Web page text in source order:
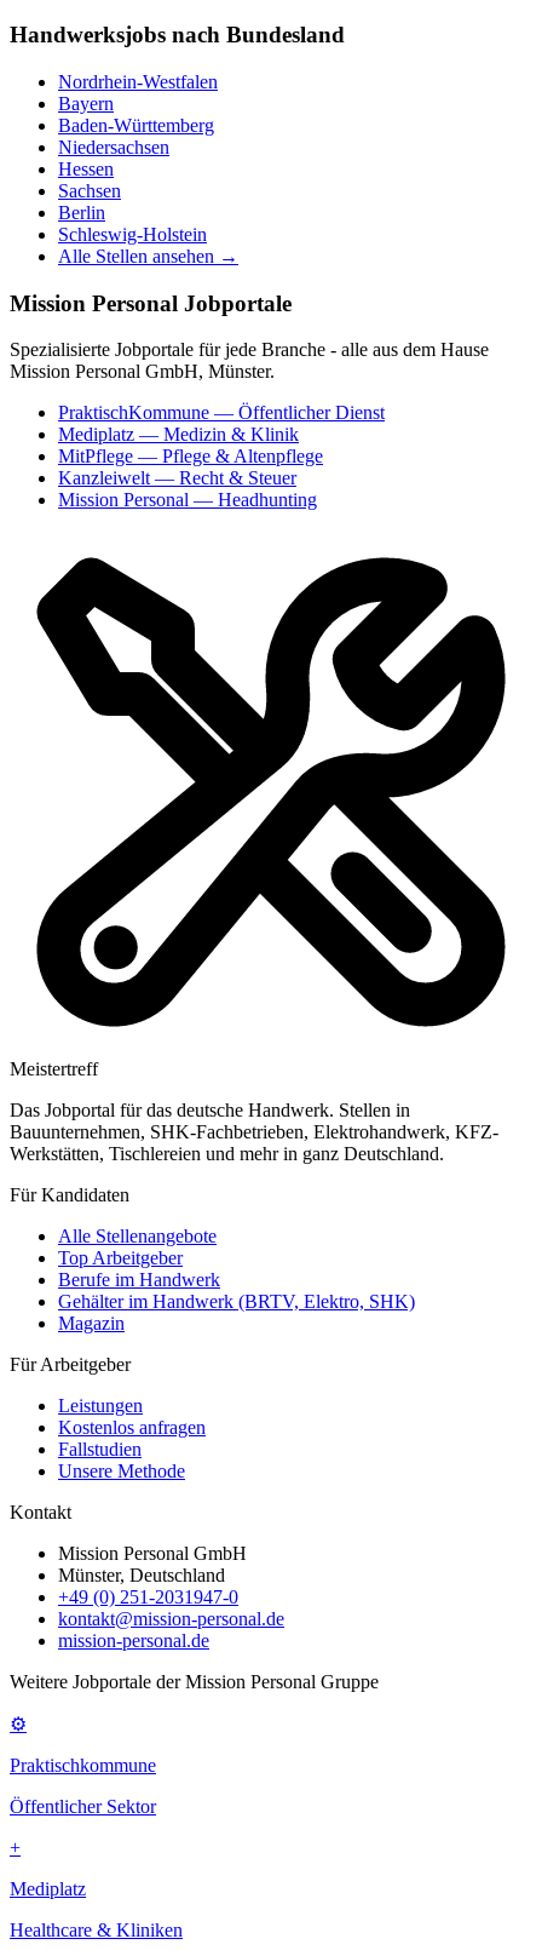
Handwerksjobs nach Bundesland
Nordrhein-Westfalen
Bayern
Baden-Württemberg
Niedersachsen
Hessen
Sachsen
Berlin
Schleswig-Holstein
Alle Stellen ansehen →
Mission Personal Jobportale
Spezialisierte Jobportale für jede Branche - alle aus dem Hause
Mission Personal GmbH, Münster.
PraktischKommune — Öffentlicher Dienst
Mediplatz — Medizin & Klinik
MitPflege — Pflege & Altenpflege
Kanzleiwelt — Recht & Steuer
Mission Personal — Headhunting
Meistertreff
Das Jobportal für das deutsche Handwerk. Stellen in
Bauunternehmen, SHK-Fachbetrieben, Elektrohandwerk, KFZ-
Werkstätten, Tischlereien und mehr in ganz Deutschland.
Für Kandidaten
Alle Stellenangebote
Top Arbeitgeber
Berufe im Handwerk
Gehälter im Handwerk (BRTV, Elektro, SHK)
Magazin
Für Arbeitgeber
Leistungen
Kostenlos anfragen
Fallstudien
Unsere Methode
Kontakt
Mission Personal GmbH
Münster, Deutschland
+49 (0) 251-2031947-0
kontakt@mission-personal.de
mission-personal.de
Weitere Jobportale der Mission Personal Gruppe
⚙
Praktischkommune
Öffentlicher Sektor
+
Mediplatz
Healthcare & Kliniken